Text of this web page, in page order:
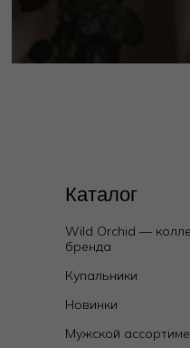
Каталог
Wild Orchid —
бренда
Купальники
Новинки
Мужской